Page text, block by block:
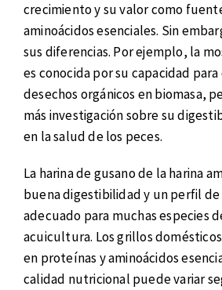
crecimiento y su valor como
aminoácidos esenciales. Sin
sus diferencias. Por ejemplo, la
es conocida por su capacidad
desechos orgánicos en biomasa,
más investigación sobre su
en la salud de los peces.
La harina de gusano de la harina
buena digestibilidad y un perfil de
adecuado para muchas especies
acuicultura. Los grillos
en proteínas y aminoácidos
calidad nutricional puede variar